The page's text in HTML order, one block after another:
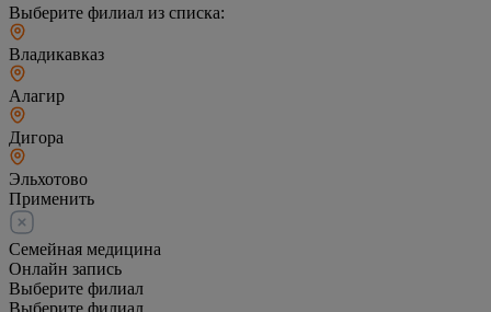
Выберите филиал из списка:
Владикавказ
Алагир
Дигора
Эльхотово
Применить
Семейная медицина
Онлайн запись
Выберите филиал
Выберите филиал